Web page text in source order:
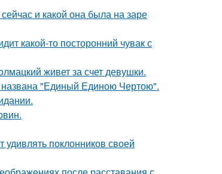
и какой она была на заре
какой-то посторонний чувак с
живет за счет девушки.
"Единый Единою Чертою".
поклонников своей